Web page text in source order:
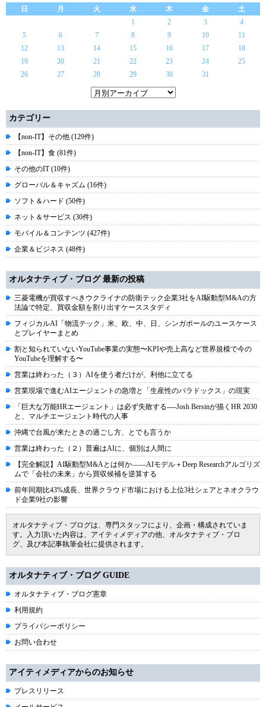
日
月 火 水 木 金
土
1
2 3
4
5
6 7 8 9 10
11
12
13 14 15 16 17
18
19
20 21 22 23 24
25
26
27 28 29 30 31
カテゴリー
【non-IT】その他 (129件)
【non-IT】食 (81件)
その他のIT (10件)
グローバル＆キャズム (16件)
ソフト＆ハード (50件)
ネット＆サービス (30件)
モバイル＆コンテンツ (427件)
企業＆ビジネス (48件)
オルタナティブ・ブログ 最新の投稿
三菱電機が買収すべきウクライナの防衛テック企業3社をAI駆動型M&Aの方
法論で特定、買収金額を割り出すケーススタディ
フィジカルAI「物流テック」米、欧、中、日、シンガポールのユースケース
とプレイヤーまとめ
割と知られていないYouTube事業の実態〜KPIや売上高など世界規模で今の
YouTubeを理解する〜
営業は終わった（３）AIを使う者だけが、利他に立てる
営業現場で進むAIエージェントの急増と「生産性のパラドックス」の現実
「巨大な万能HRエージェント」は必ず失敗する----Josh Bersinが描くHR 2030
と、マルチエージェント時代の人事
沖縄で台風が来たときの過ごし方、とでも言うか
営業は終わった（２）普遍はAIに、個別は人間に
【完全解説】AI駆動型M&Aとは何か――AIモデル＋Deep Researchアルゴリズ
ムで「会社の未来」から買収候補を逆算する
前年同期比43%成長、世界クラウド市場における上位3社シェアとネオクラウ
ド企業9社の影響
オルタナティブ・ブログは、専門スタッフにより、企画・構成されていま
す。入力頂いた内容は、アイティメディアの他、オルタナティブ・ブロ
グ、及び本記事執筆会社に提供されます。
オルタナティブ・ブログ GUIDE
オルタナティブ・ブログ憲章
利用規約
プライバシーポリシー
お問い合わせ
アイティメディアからのお知らせ
プレスリリース